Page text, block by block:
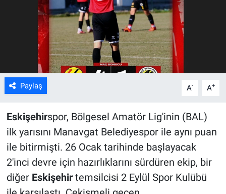
Paylaş A- A+
Eskişehirspor, Bölgesel Amatör Lig'inin (BAL)
ilk yarısını Manavgat Belediyespor ile aynı puan
ile bitirmişti. 26 Ocak tarihinde başlayacak
2'inci devre için hazırlıklarını sürdüren ekip, bir
diğer Eskişehirtemsilcisi 2 Eylül Spor Kulübü
ASAYİŞ